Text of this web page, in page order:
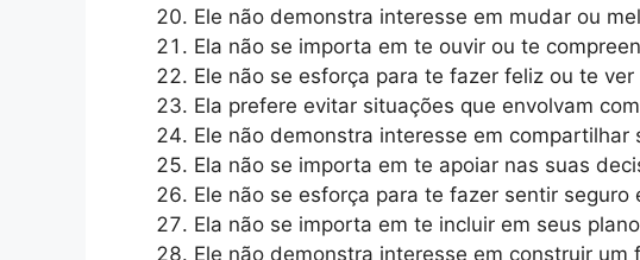
Ele não demonstra interesse em mudar ou
Ela não se importa em te ouvir ou te
Ele não se esforça para te fazer feliz ou te ver
Ela prefere evitar situações que envolvam
Ele não demonstra interesse em compartilhar
Ela não se importa em te apoiar nas suas
Ele não se esforça para te fazer sentir seguro
Ela não se importa em te incluir em seus
Ele não demonstra interesse em construir um